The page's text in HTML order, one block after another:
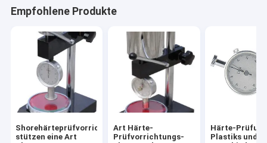
Empfohlene Produkte
Shorehärteprüfvorrichtungsklammer
stützen eine Art
Art Härte-
Prüfvorrichtungs-
Härte-
Plastiks und